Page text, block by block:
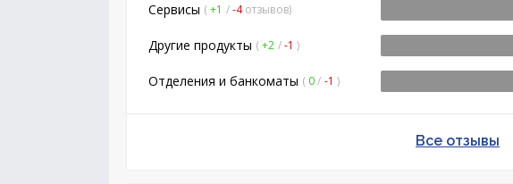
Сервисы (+1 /-4отзывов)
Другие продукты (+2 /-1)
Отделения и банкоматы ( 0/ -1 )
Все отзывы